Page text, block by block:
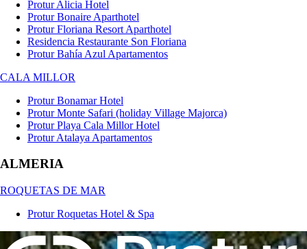
Protur Alicia Hotel
Protur Bonaire Aparthotel
Protur Floriana Resort Aparthotel
Residencia Restaurante Son Floriana
Protur Bahía Azul Apartamentos
CALA MILLOR
Protur Bonamar Hotel
Protur Monte Safari (holiday Village Majorca)
Protur Playa Cala Millor Hotel
Protur Atalaya Apartamentos
ALMERIA
ROQUETAS DE MAR
Protur Roquetas Hotel & Spa